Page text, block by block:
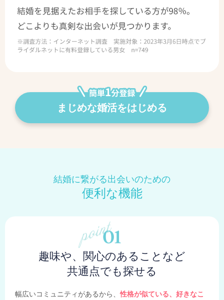
まじめな婚活をはじめる
結婚に繋がる出会いのための
便利な機能
趣味や、関心のあることなど
共通点でも探せる
幅広いコミュニティがあるから、性格が似ている、好きなこ